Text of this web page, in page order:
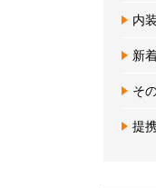
内
新
そ
提